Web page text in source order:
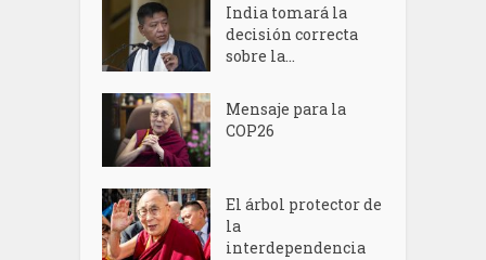
India tomará la
decisión correcta
sobre la...
Mensaje para la
COP26
El árbol protector de
la
interdependencia